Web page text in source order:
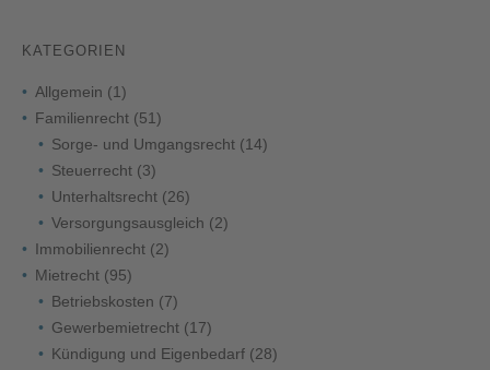
KATEGORIEN
Allgemein (1)
Familienrecht (51)
Sorge- und Umgangsrecht (14)
Steuerrecht (3)
Unterhaltsrecht (26)
Versorgungsausgleich (2)
Immobilienrecht (2)
Mietrecht (95)
Betriebskosten (7)
Gewerbemietrecht (17)
Kündigung und Eigenbedarf (28)